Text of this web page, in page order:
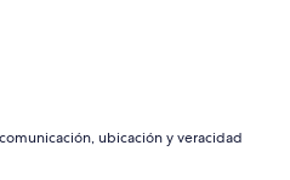
ubicación y veracidad